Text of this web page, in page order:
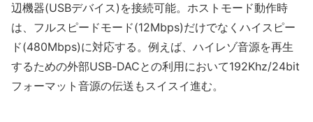
辺機器(USBデバイス)を接続可能。ホストモード動作時
は、フルスピードモード(12Mbps)だけでなくハイスピー
ド(480Mbps)に対応する。例えば、ハイレゾ音源を再生
するための外部USB-DACとの利用において192Khz/24bit
フォーマット音源の伝送もスイスイ進む。